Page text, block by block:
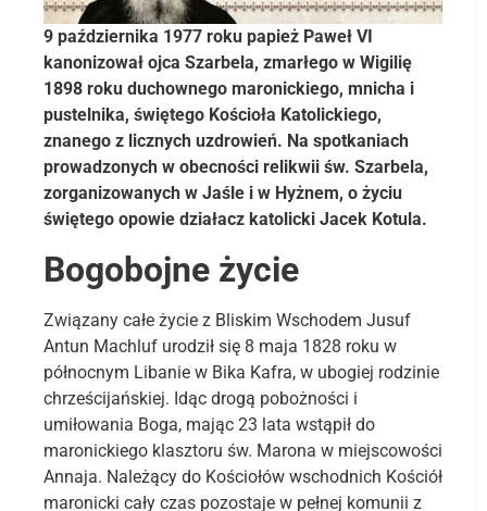
9 października 1977 roku papież Paweł VI
kanonizował ojca Szarbela, zmarłego w Wigilię
1898 roku duchownego maronickiego, mnicha i
pustelnika, świętego Kościoła Katolickiego,
znanego z licznych uzdrowień. Na spotkaniach
prowadzonych w obecności relikwii św. Szarbela,
zorganizowanych w Jaśle i w Hyżnem, o życiu
świętego opowie działacz katolicki Jacek Kotula.
Bogobojne życie
Związany całe życie z Bliskim Wschodem Jusuf
Antun Machluf urodził się 8 maja 1828 roku w
północnym Libanie w Bika Kafra, w ubogiej rodzinie
chrześcijańskiej. Idąc drogą pobożności i
umiłowania Boga, mając 23 lata wstąpił do
maronickiego klasztoru św. Marona w miejscowości
Annaja. Należący do Kościołów wschodnich Kościół
maronicki cały czas pozostaje w pełnej komunii z